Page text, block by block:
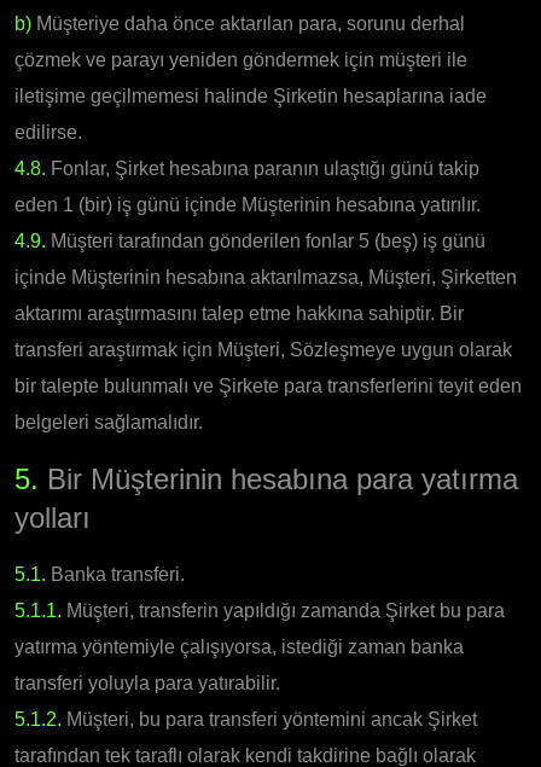
b) Müşteriye daha önce aktarılan para, sorunu derhal
çözmek ve parayı yeniden göndermek için müşteri ile
iletişime geçilmemesi halinde Şirketin hesaplarına iade
edilirse.
4.8. Fonlar, Şirket hesabına paranın ulaştığı günü takip
eden 1 (bir) iş günü içinde Müşterinin hesabına yatırılır.
4.9. Müşteri tarafından gönderilen fonlar 5 (beş) iş günü
içinde Müşterinin hesabına aktarılmazsa, Müşteri, Şirketten
aktarımı araştırmasını talep etme hakkına sahiptir. Bir
transferi araştırmak için Müşteri, Sözleşmeye uygun olarak
bir talepte bulunmalı ve Şirkete para transferlerini teyit eden
belgeleri sağlamalıdır.
5. Bir Müşterinin hesabına para yatırma
yolları
5.1. Banka transferi.
5.1.1. Müşteri, transferin yapıldığı zamanda Şirket bu para
yatırma yöntemiyle çalışıyorsa, istediği zaman banka
transferi yoluyla para yatırabilir.
5.1.2. Müşteri, bu para transferi yöntemini ancak Şirket
tarafından tek taraflı olarak kendi takdirine bağlı olarak